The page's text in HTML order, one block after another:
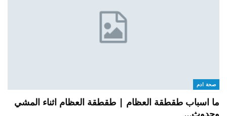
صحة ادم
ما اسباب طقطقة العظام | طقطقة العظام اثناء المشي
وحدوث…